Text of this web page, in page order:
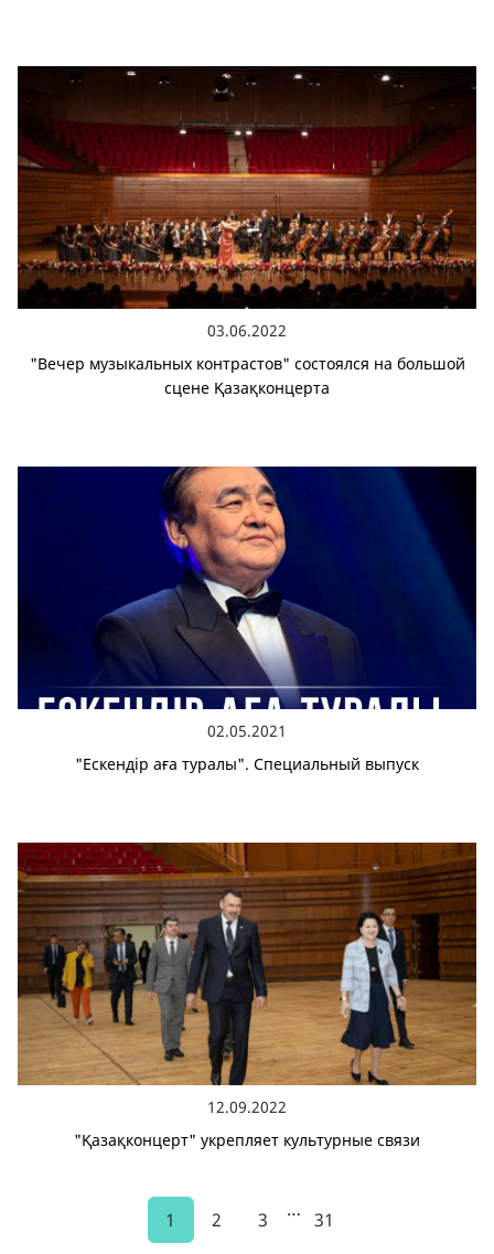
03.06.2022
"Вечер музыкальных контрастов" состоялся на большой
сцене Қазақконцерта
02.05.2021
"Ескендір аға туралы". Специальный выпуск
12.09.2022
"Қазақконцерт" укрепляет культурные связи
1 2 3 … 31